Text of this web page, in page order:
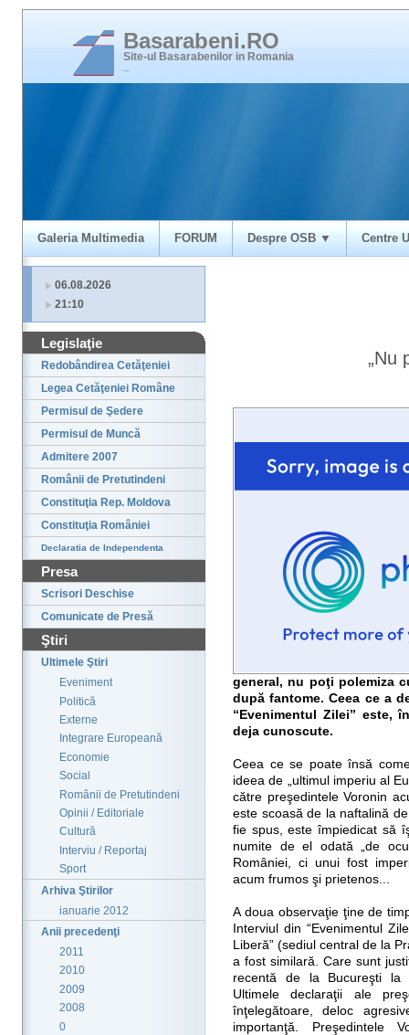
Basarabeni.RO
Site-ul Basarabenilor in Romania
Galeria Multimedia FORUM Despre OSB ▼ Centre
06.08.2026
21:10
Legislaţie
Redobândirea Cetăţeniei
Legea Cetăţeniei Române
Permisul de Şedere
Permisul de Muncă
Admitere 2007
Românii de Pretutindeni
Constituţia Rep. Moldova
Constituţia României
Declaratia de Independenta
Presa
Scrisori Deschise
Comunicate de Presă
Ştiri
Ultimele Ştiri
Eveniment
Politică
Externe
Integrare Europeană
Economie
Social
Românii de Pretutindeni
Opinii / Editoriale
Cultură
Interviu / Reportaj
Sport
Arhiva Ştirilor
ianuarie 2012
Anii precedenţi
2011
2010
2009
2008
0
„Nu
general, nu poţi polemiza
după fantome. Ceea ce a
“Evenimentul Zilei” este,
deja cunoscute.
Ceea ce se poate însă
ideea de „ultimul imperiu al
către preşedintele Voronin
este scoasă de la naftalină
fie spus, este împiedicat să
numite de el odată „de
României, ci unui fost
acum frumos şi prietenos...
A doua observaţie ţine de
Interviul din “Evenimentul
Liberă” (sediul central de la
a fost similară. Care sunt
recentă de la Bucureşti la
Ultimele declaraţii ale
înţelegătoare, deloc
importanţă. Preşedintele